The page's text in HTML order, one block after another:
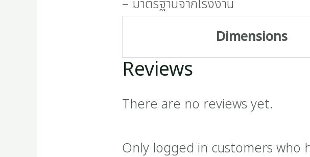
Dimensions
Reviews
There are no reviews yet.
Only logged in customers who